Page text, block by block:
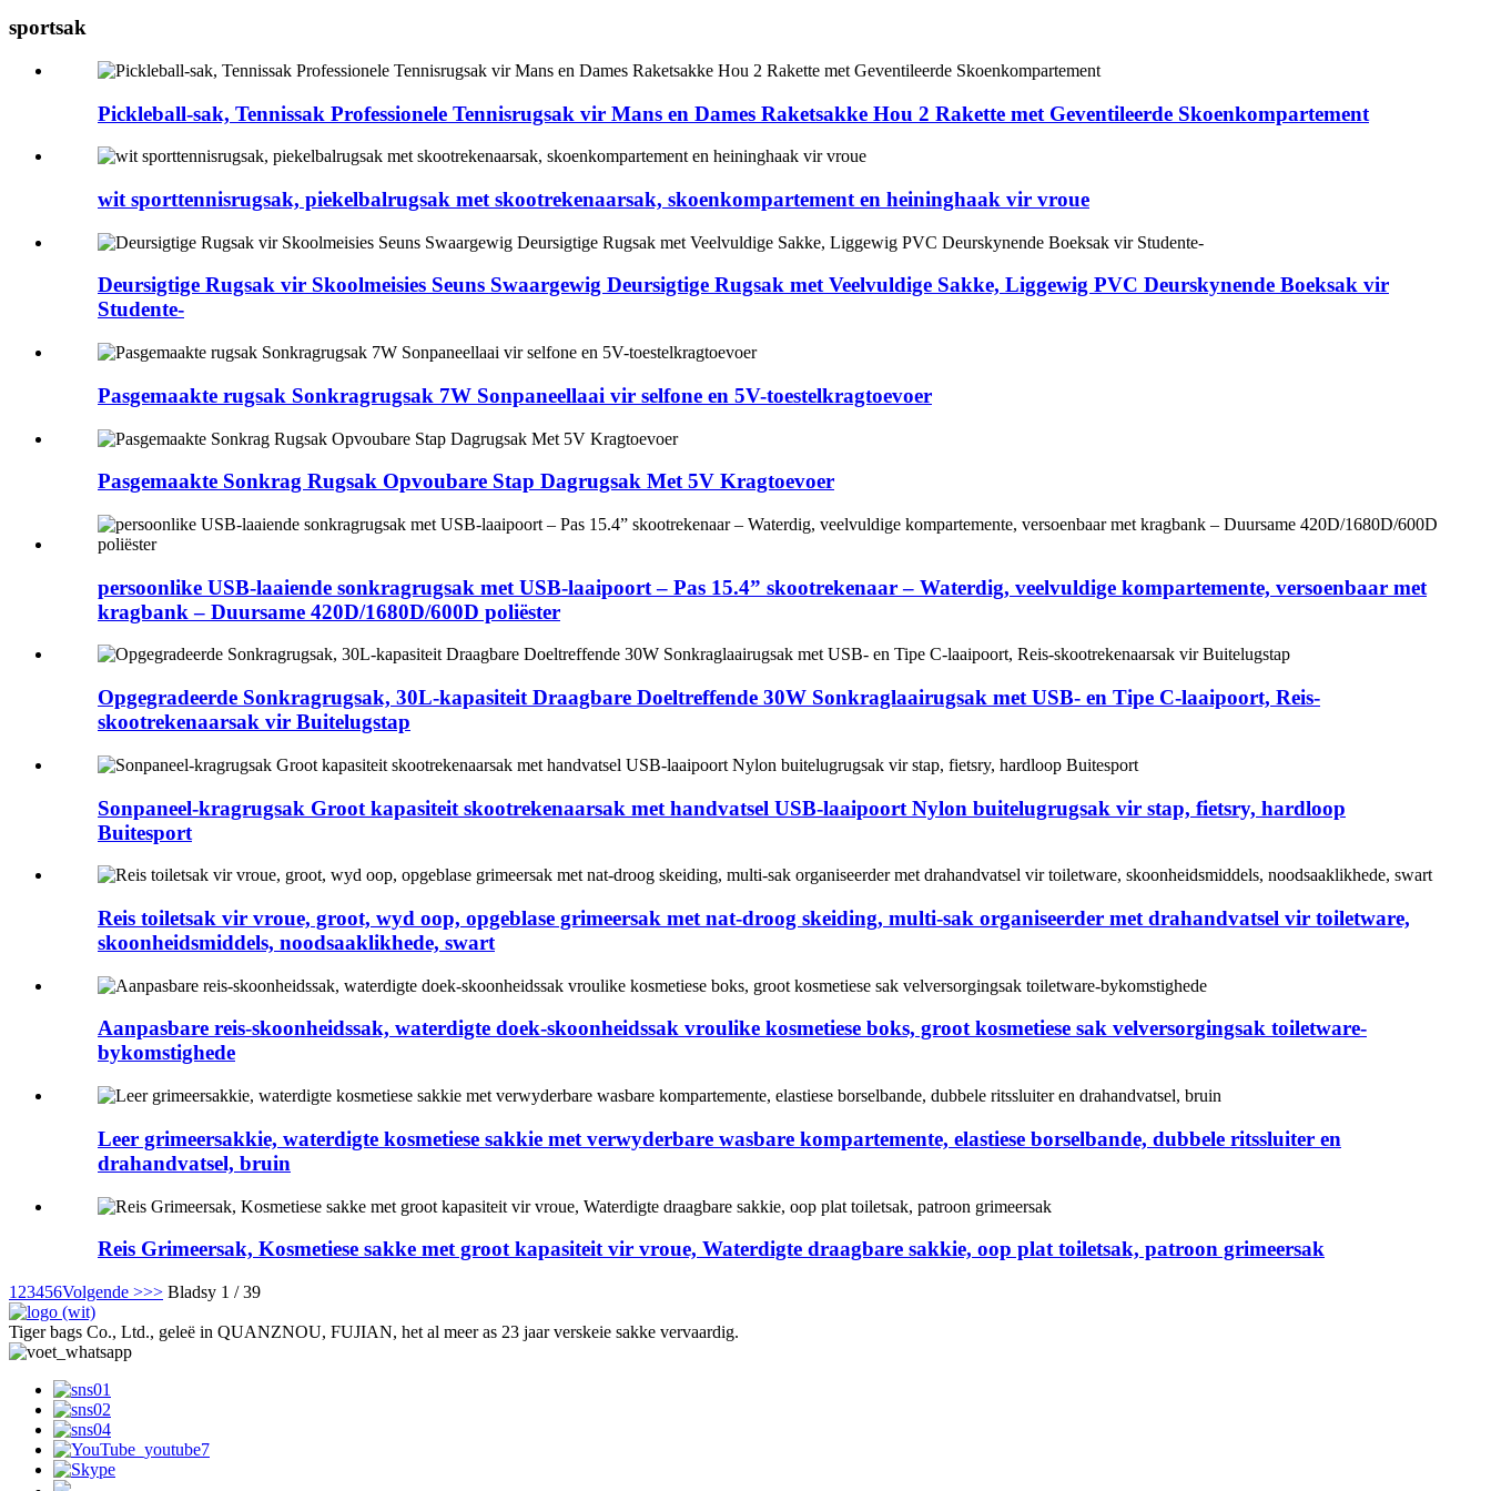
sportsak
Pickleball-sak, Tennissak Professionele Tennisrugsak vir Mans en Dames Raketsakke Hou 2 Rakette met Geventileerde Skoenkompartement
wit sporttennisrugsak, piekelbalrugsak met skootrekenaarsak, skoenkompartement en heininghaak vir vroue
Deursigtige Rugsak vir Skoolmeisies Seuns Swaargewig Deursigtige Rugsak met Veelvuldige Sakke, Liggewig PVC Deurskynende Boeksak vir
Studente-
Pasgemaakte rugsak Sonkragrugsak 7W Sonpaneellaai vir selfone en 5V-toestelkragtoevoer
Pasgemaakte Sonkrag Rugsak Opvoubare Stap Dagrugsak Met 5V Kragtoevoer
persoonlike USB-laaiende sonkragrugsak met USB-laaipoort – Pas 15.4” skootrekenaar – Waterdig, veelvuldige kompartemente, versoenbaar met
kragbank – Duursame 420D/1680D/600D poliëster
Opgegradeerde Sonkragrugsak, 30L-kapasiteit Draagbare Doeltreffende 30W Sonkraglaairugsak met USB- en Tipe C-laaipoort, Reis-
skootrekenaarsak vir Buitelugstap
Sonpaneel-kragrugsak Groot kapasiteit skootrekenaarsak met handvatsel USB-laaipoort Nylon buitelugrugsak vir stap, fietsry, hardloop
Buitesport
Reis toiletsak vir vroue, groot, wyd oop, opgeblase grimeersak met nat-droog skeiding, multi-sak organiseerder met drahandvatsel vir toiletware,
skoonheidsmiddels, noodsaaklikhede, swart
Aanpasbare reis-skoonheidssak, waterdigte doek-skoonheidssak vroulike kosmetiese boks, groot kosmetiese sak velversorgingsak toiletware-
bykomstighede
Leer grimeersakkie, waterdigte kosmetiese sakkie met verwyderbare wasbare kompartemente, elastiese borselbande, dubbele ritssluiter en
drahandvatsel, bruin
Reis Grimeersak, Kosmetiese sakke met groot kapasiteit vir vroue, Waterdigte draagbare sakkie, oop plat toiletsak, patroon grimeersak
1 23456Volgende >>> Bladsy 1 / 39
Tiger bags Co., Ltd., geleë in QUANZNOU, FUJIAN, het al meer as 23 jaar verskeie sakke vervaardig.